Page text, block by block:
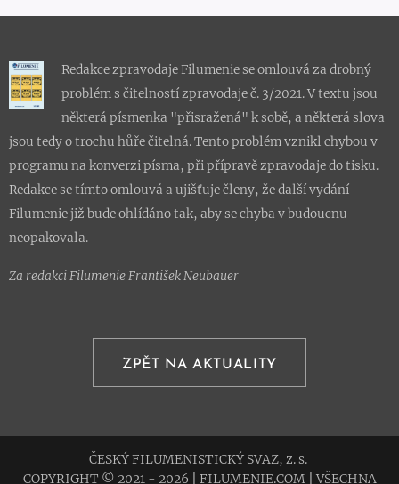
Redakce zpravodaje Filumenie se omlouvá za drobný
problém s čitelností zpravodaje č. 3/2021. V textu jsou
některá písmenka "přisražená" k sobě, a některá slova
jsou tedy o trochu hůře čitelná. Tento problém vznikl chybou v
programu na konverzi písma, při přípravě zpravodaje do tisku.
Redakce se tímto omlouvá a ujišťuje členy, že další vydání
Filumenie již bude ohlídáno tak, aby se chyba v budoucnu
neopakovala.
Za redakci Filumenie František Neubauer
ZPĚT NA AKTUALITY
ČESKÝ FILUMENISTICKÝ SVAZ, z. s.
COPYRIGHT © 2021 - 2026
FILUMENIE.COM VŠECHNA